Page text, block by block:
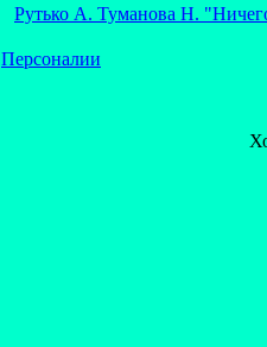
Рутько А. Туманова Н.
Персоналии